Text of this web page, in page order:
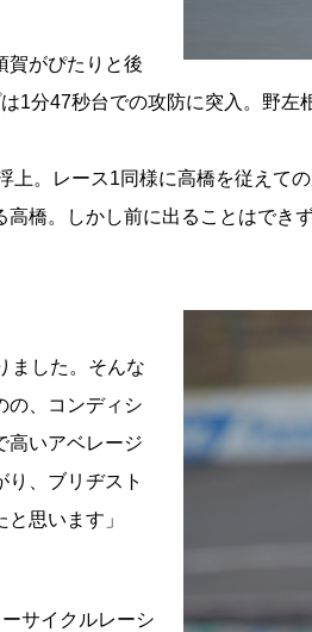
がぴたりと後
1分47秒台での攻防に突入。野
。レース1同様に高橋を従えての
橋。しかし前に出ることはでき
ました。そんな
の、コンディシ
高いアベレージ
り、ブリヂスト
思います」
サイクルレーシ